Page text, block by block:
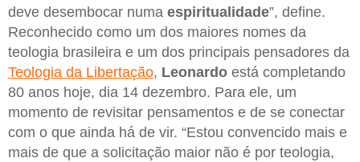
deve desembocar numa espiritualidade”, define.
Reconhecido como um dos maiores nomes da
teologia brasileira e um dos principais pensadores da
Teologia da Libertação, Leonardo está completando
80 anos hoje, dia 14 dezembro. Para ele, um
momento de revisitar pensamentos e de se conectar
com o que ainda há de vir. “Estou convencido mais e
mais de que a solicitação maior não é por teologia,